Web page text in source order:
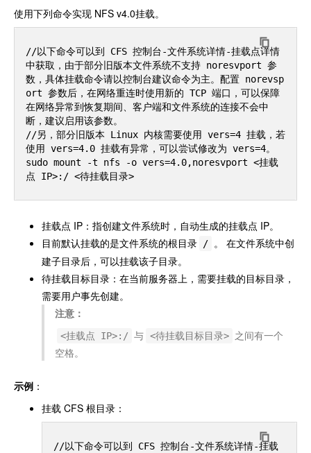
使用下列命令实现 NFS v4.0挂载。
//以下命令可以到 CFS 控制台-文件系统详情-挂载点详情
中获取，由于部分旧版本文件系统不支持 noresvport 参
数，具体挂载命令请以控制台建议命令为主。配置 norevsp
ort 参数后，在网络重连时使用新的 TCP 端口，可以保障
在网络异常到恢复期间、客户端和文件系统的连接不会中
断，建议启用该参数。
//另，部分旧版本 Linux 内核需要使用 vers=4 挂载，若
使用 vers=4.0 挂载有异常，可以尝试修改为 vers=4。
sudo mount -t nfs -o vers=4.0,noresvport <挂载
挂载点 IP：指创建文件系统时，自动生成的挂载点 IP。
目前默认挂载的是文件系统的根目录
/
。 在文件系统中创
建子目录后，可以挂载该子目录。
待挂载目标目录：在当前服务器上，需要挂载的目标目录，
需要用户事先创建。
注意：
<挂载点 IP>:/ 与 <待挂载目标目录> 之间有一个
空格。
示例 ：
挂载 CFS 根目录：
//以下命令可以到 CFS 控制台-文件系统详情-挂载